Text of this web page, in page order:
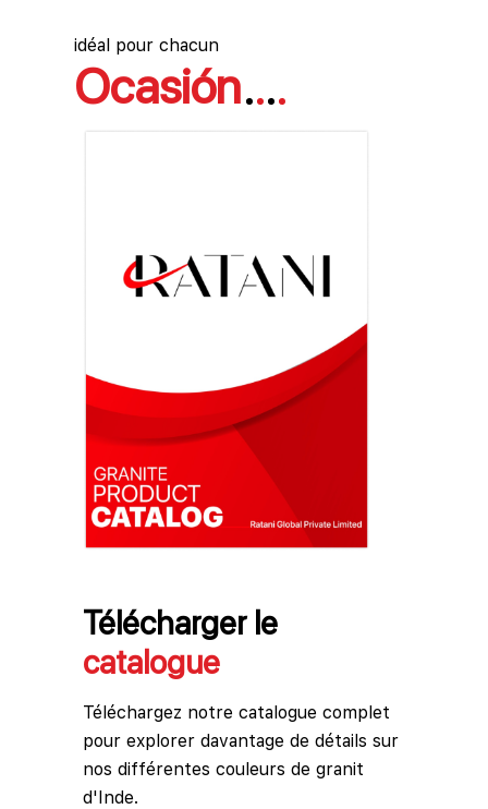
idéal pour chacun
Ocasión
Télécharger le
catalogue
Téléchargez notre catalogue complet
pour explorer davantage de détails sur
nos différentes couleurs de granit
d'Inde.